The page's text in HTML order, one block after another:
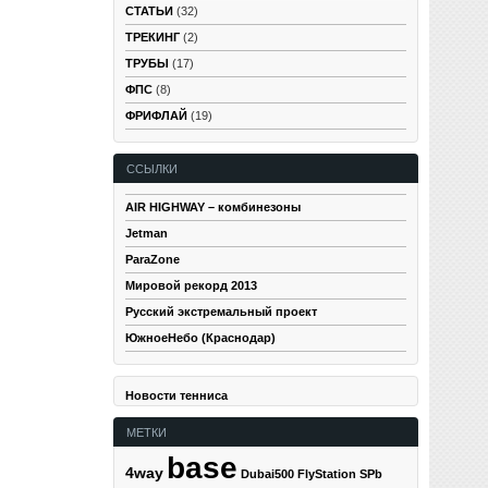
СТАТЬИ (32)
ТРЕКИНГ (2)
ТРУБЫ (17)
ФПС (8)
ФРИФЛАЙ (19)
ССЫЛКИ
AIR HIGHWAY – комбинезоны
Jetman
ParaZone
Мировой рекорд 2013
Русский экстремальный проект
ЮжноеНебо (Краснодар)
Новости тенниса
МЕТКИ
4way base Dubai500 FlyStation SPb